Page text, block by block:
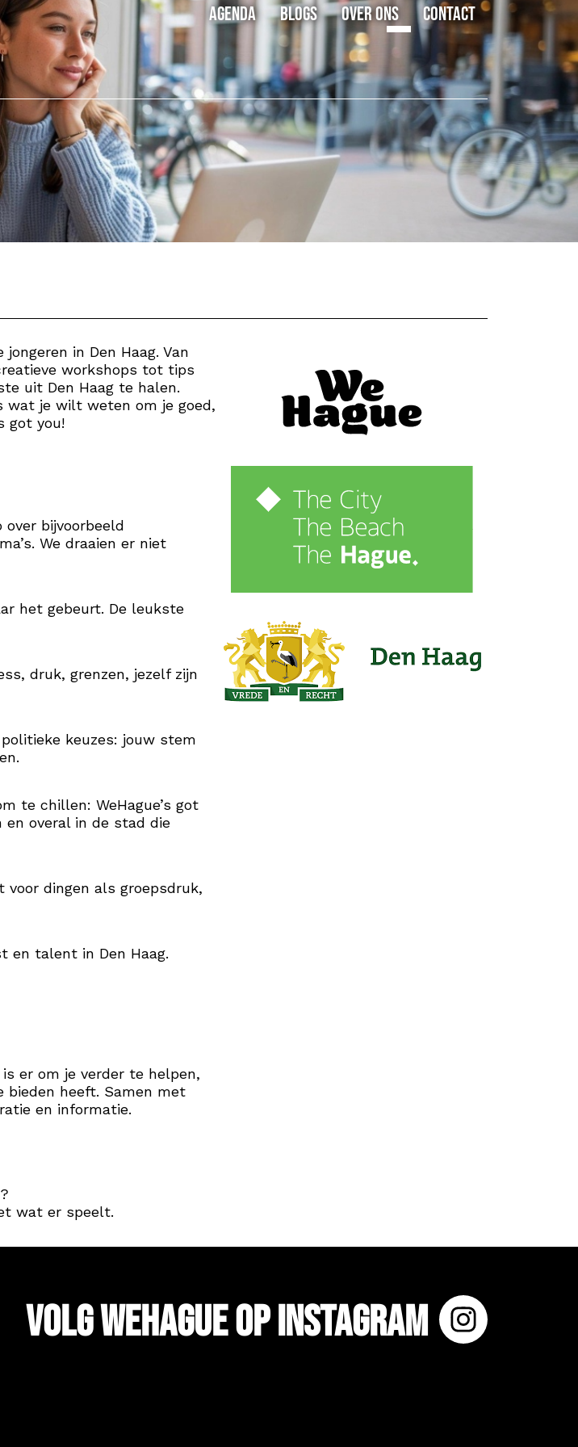
AGENDA BLOGS OVER ONS CONTACT
in Den Haag. Van
workshops tot tips
uit Den Haag te halen.
wat je wilt weten om je goed,
got you!
bijvoorbeeld
We draaien er niet
het gebeurt. De leukste
druk, grenzen, jezelf zijn
keuzes: jouw stem
te chillen: WeHague’s got
en overal in de stad die
dingen als groepsdruk,
en talent in Den Haag.
er om je verder te helpen,
bieden heeft. Samen met
en informatie.
wat er speelt.
Volg WeHague op Instagram